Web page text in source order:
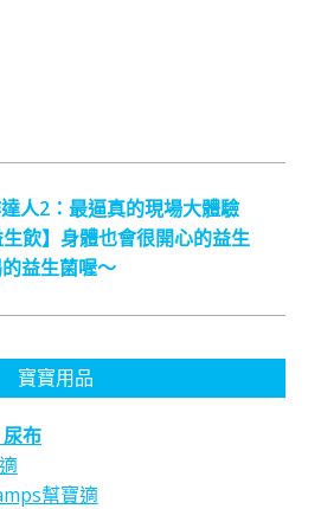
人2：最逼真的現場大體驗
生飲】身體也會很開心的益生
益生菌喔～
寶寶用品
布
幫寶適